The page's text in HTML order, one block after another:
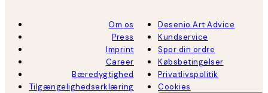
Om os
Press
Imprint
Career
Bæredygtighed
Tilgængelighedserklæring
Desenio Art Advice
Kundservice
Spor din ordre
Købsbetingelser
Privatlivspolitik
Cookies